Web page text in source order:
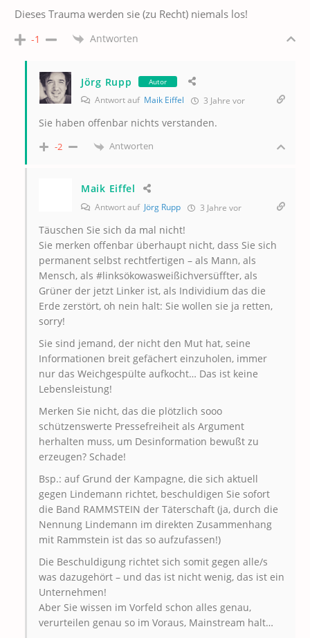
Dieses Trauma werden sie (zu Recht) niemals los!
-1 Antworten
Jörg Rupp Autor
Antwort auf Maik Eiffel 3 Jahre vor
Sie haben offenbar nichts verstanden.
-2 Antworten
Maik Eiffel
Antwort auf Jörg Rupp 3 Jahre vor
Täuschen Sie sich da mal nicht!
Sie merken offenbar überhaupt nicht, dass Sie sich
permanent selbst rechtfertigen – als Mann, als
Mensch, als #linksökowasweißichversüffter, als
Grüner der jetzt Linker ist, als Individium das die
Erde zerstört, oh nein halt: Sie wollen sie ja retten,
sorry!
Sie sind jemand, der nicht den Mut hat, seine
Informationen breit gefächert einzuholen, immer
nur das Weichgespülte aufkocht… Das ist keine
Lebensleistung!
Merken Sie nicht, das die plötzlich sooo
schützenswerte Pressefreiheit als Argument
herhalten muss, um Desinformation bewußt zu
erzeugen? Schade!
Bsp.: auf Grund der Kampagne, die sich aktuell
gegen Lindemann richtet, beschuldigen Sie sofort
die Band RAMMSTEIN der Täterschaft (ja, durch die
Nennung Lindemann im direkten Zusammenhang
mit Rammstein ist das so aufzufassen!)
Die Beschuldigung richtet sich somit gegen alle/s
was dazugehört – und das ist nicht wenig, das ist ein
Unternehmen!
Aber Sie wissen im Vorfeld schon alles genau,
verurteilen genau so im Voraus, Mainstream halt…